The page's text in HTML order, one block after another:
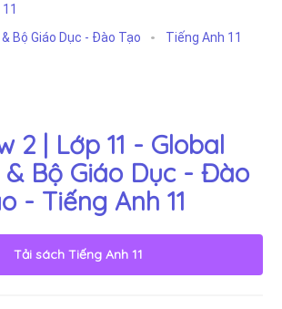
11
Bộ Giáo Dục - Đào Tạo
Tiếng Anh 11
2 | Lớp 11 - Global
& Bộ Giáo Dục - Đào
- Tiếng Anh 11
Tải sách Tiếng Anh 11